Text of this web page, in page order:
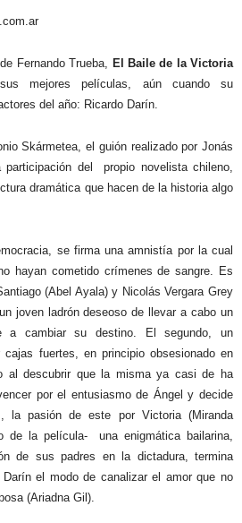
Fernando Trueba,
El Baile de la Victoria
mejores películas, aún cuando su
del año: Ricardo Darín.
Skármetea, el guión realizado por Jonás
participación del
propio novelista chileno,
dramática que hacen de la historia algo
se firma una amnistía por la cual
hayan cometido crímenes de sangre. Es
(Abel Ayala) y Nicolás Vergara Grey
joven ladrón deseoso de llevar a cabo un
a cambiar su destino. El segundo, un
cajas fuertes, en principio obsesionado en
al descubrir que la misma ya casi de ha
por el entusiasmo de Ángel y decide
la pasión de este por Victoria (Miranda
de la película-
una enigmática bailarina,
de sus padres en la dictadura, termina
el modo de canalizar el amor que no
(Ariadna Gil).